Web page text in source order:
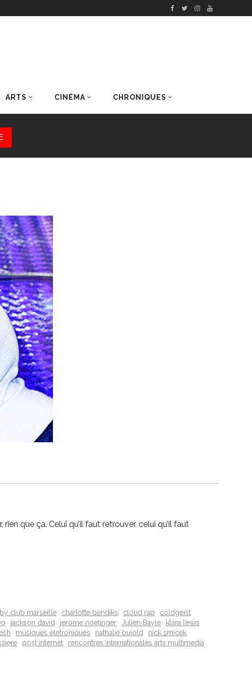
ARTS CINÉMA CHRONIQUES
DERNIERS ARTICLES
que ça. Celui qu’il faut retrouver, celui qu’il faut
club marseille charlotte bendiks cloud rap
coldgeist
jackson david jerome noetinger Julien Bayle
klara lewis
musiques eletroniques nathalie bujold
nick srnicek
post internet
rencontres internationales arts multimedia